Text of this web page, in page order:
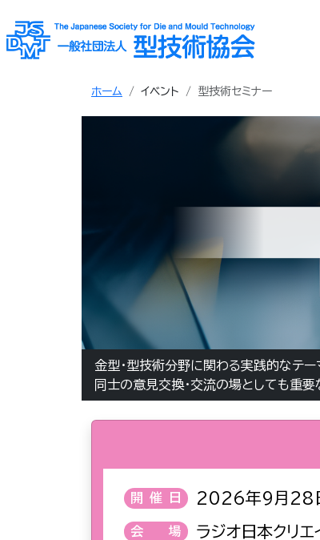
ホーム イベント 型技術セミナー
金型・型技術分野に関わる実践的なテ
同士の意見交換・交流の場としても重要
開催日 2026年9月28
会場 ラジオ日本クリ